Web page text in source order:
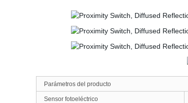
Parámetros del producto
Sensor fotoeléctrico